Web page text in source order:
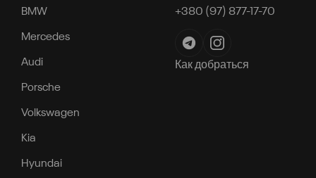
BMW
Mercedes
Audi
Porsche
Volkswagen
Kia
Hyundai
+380 (97) 877-17-70
Как добраться